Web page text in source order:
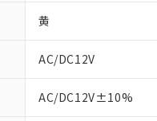
黄
AC/DC12V
AC/DC12V±10%
※1 対応状況